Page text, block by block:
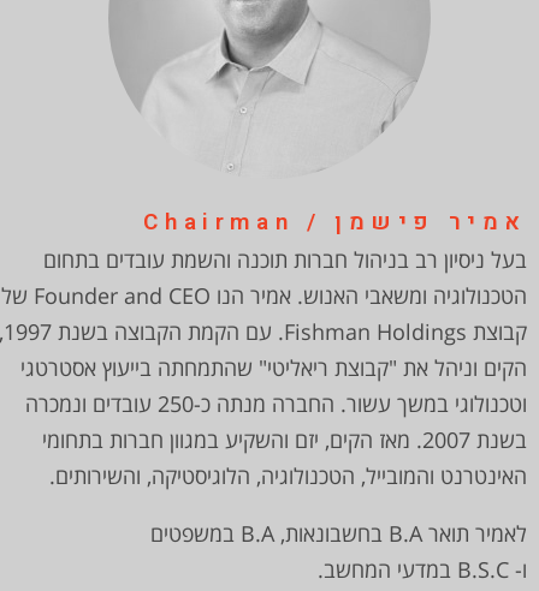
אמיר פישמן / Chairman​
בעל ניסיון רב בניהול חברות תוכנה והשמת עובדים בתחום
הטכנולוגיה ומשאבי האנוש. אמיר הנו Founder and CEO של
קבוצת Fishman Holdings. עם הקמת הקבוצה בשנת 1997,
הקים וניהל את "קבוצת ריאליטי" שהתמחתה בייעוץ אסטרטגי
וטכנולוגי במשך עשור. החברה מנתה כ-250 עובדים ונמכרה
בשנת 2007. מאז הקים, יזם והשקיע במגוון חברות בתחומי
האינטרנט והמובייל, הטכנולוגיה, הלוגיסטיקה, והשירותים.
לאמיר תואר B.A בחשבונאות, B.A במשפטים
ו- B.S.C במדעי המחשב.